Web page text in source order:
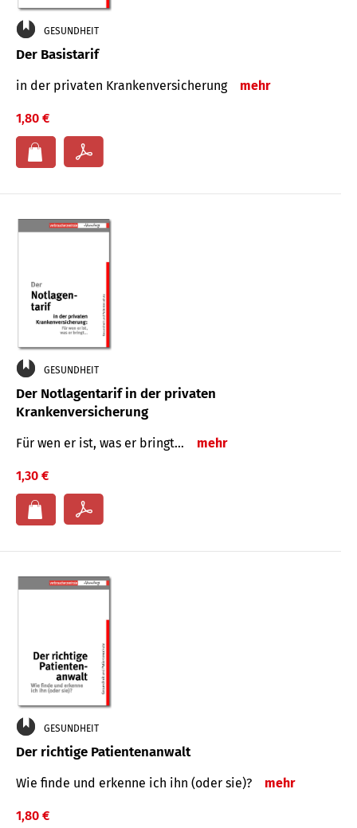
GESUNDHEIT
Der Basistarif
in der privaten Kran­ken­ver­siche­rung mehr
1,80 €
GESUNDHEIT
Der Notlagentarif in der privaten
Krankenversicherung
Für wen er ist, was er bringt… mehr
1,30 €
GESUNDHEIT
Der richtige Patientenanwalt
Wie finde und erkenne ich ihn (oder sie)? mehr
1,80 €